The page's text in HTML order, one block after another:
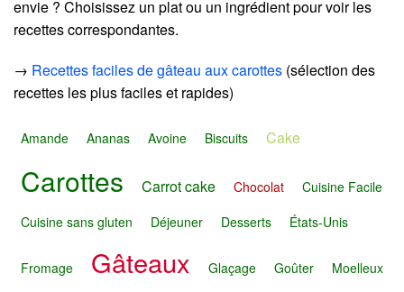
envie ? Choisissez un plat ou un ingrédient pour voir les
recettes correspondantes.
→ Recettes faciles de gâteau aux carottes (sélection des
recettes les plus faciles et rapides)
Amande Ananas Avoine Biscuits Cake
Carottes Carrot cake Chocolat
Cuisine Facile
Cuisine sans gluten
Déjeuner Desserts États-Unis
Fromage Gâteaux Glaçage Goûter
Moelleux